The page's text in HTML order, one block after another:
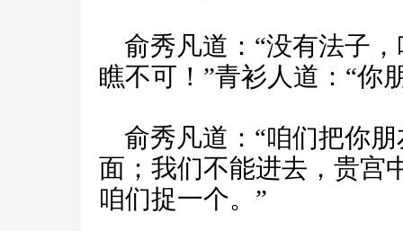
俞秀凡道：“没有法子
瞧不可！”青衫人道：“你
俞秀凡道：“咱们把你
面；我们不能进去，贵宫
咱们捉一个。”